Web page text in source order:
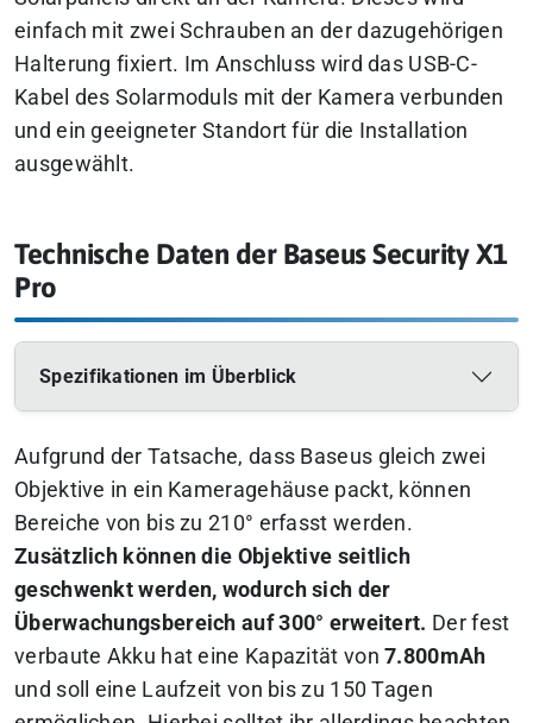
einfach mit zwei Schrauben an der dazugehörigen
Halterung fixiert. Im Anschluss wird das USB-C-
Kabel des Solarmoduls mit der Kamera verbunden
und ein geeigneter Standort für die Installation
ausgewählt.
Technische Daten der Baseus Security X1
Pro
Spezifikationen im Überblick
Aufgrund der Tatsache, dass Baseus gleich zwei
Objektive in ein Kameragehäuse packt, können
Bereiche von bis zu 210° erfasst werden.
Zusätzlich können die Objektive seitlich
geschwenkt werden, wodurch sich der
Überwachungsbereich auf 300° erweitert. Der fest
verbaute Akku hat eine Kapazität von7.800mAh
und soll eine Laufzeit von bis zu 150 Tagen